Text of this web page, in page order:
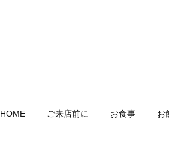
HOME ご来店前に お食事 お